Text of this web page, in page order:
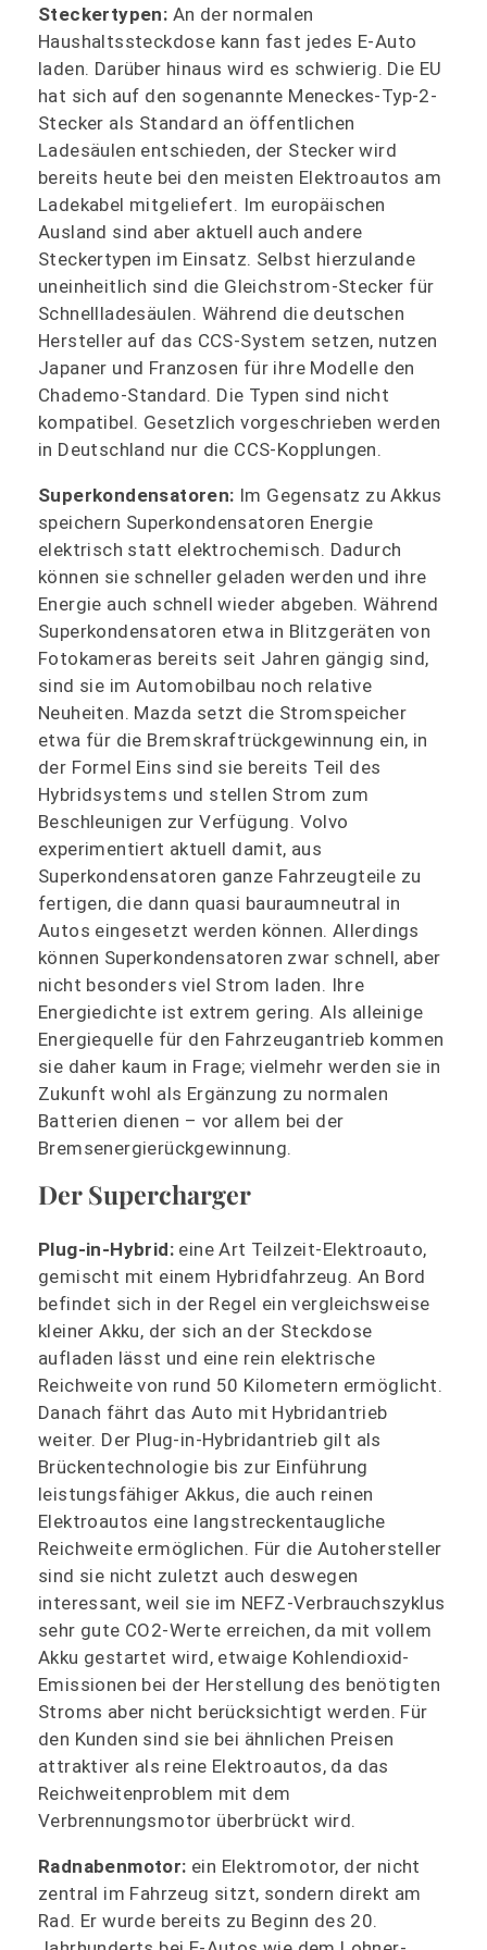
Steckertypen: An der normalen
Haushaltssteckdose kann fast jedes E-Auto
laden. Darüber hinaus wird es schwierig. Die EU
hat sich auf den sogenannte Meneckes-Typ-2-
Stecker als Standard an öffentlichen
Ladesäulen entschieden, der Stecker wird
bereits heute bei den meisten Elektroautos am
Ladekabel mitgeliefert. Im europäischen
Ausland sind aber aktuell auch andere
Steckertypen im Einsatz. Selbst hierzulande
uneinheitlich sind die Gleichstrom-Stecker für
Schnellladesäulen. Während die deutschen
Hersteller auf das CCS-System setzen, nutzen
Japaner und Franzosen für ihre Modelle den
Chademo-Standard. Die Typen sind nicht
kompatibel. Gesetzlich vorgeschrieben werden
in Deutschland nur die CCS-Kopplungen.
Superkondensatoren: Im Gegensatz zu Akkus
speichern Superkondensatoren Energie
elektrisch statt elektrochemisch. Dadurch
können sie schneller geladen werden und ihre
Energie auch schnell wieder abgeben. Während
Superkondensatoren etwa in Blitzgeräten von
Fotokameras bereits seit Jahren gängig sind,
sind sie im Automobilbau noch relative
Neuheiten. Mazda setzt die Stromspeicher
etwa für die Bremskraftrückgewinnung ein, in
der Formel Eins sind sie bereits Teil des
Hybridsystems und stellen Strom zum
Beschleunigen zur Verfügung. Volvo
experimentiert aktuell damit, aus
Superkondensatoren ganze Fahrzeugteile zu
fertigen, die dann quasi bauraumneutral in
Autos eingesetzt werden können. Allerdings
können Superkondensatoren zwar schnell, aber
nicht besonders viel Strom laden. Ihre
Energiedichte ist extrem gering. Als alleinige
Energiequelle für den Fahrzeugantrieb kommen
sie daher kaum in Frage; vielmehr werden sie in
Zukunft wohl als Ergänzung zu normalen
Batterien dienen – vor allem bei der
Bremsenergierückgewinnung.
Der Supercharger
Plug-in-Hybrid: eine Art Teilzeit-Elektroauto,
gemischt mit einem Hybridfahrzeug. An Bord
befindet sich in der Regel ein vergleichsweise
kleiner Akku, der sich an der Steckdose
aufladen lässt und eine rein elektrische
Reichweite von rund 50 Kilometern ermöglicht.
Danach fährt das Auto mit Hybridantrieb
weiter. Der Plug-in-Hybridantrieb gilt als
Brückentechnologie bis zur Einführung
leistungsfähiger Akkus, die auch reinen
Elektroautos eine langstreckentaugliche
Reichweite ermöglichen. Für die Autohersteller
sind sie nicht zuletzt auch deswegen
interessant, weil sie im NEFZ-Verbrauchszyklus
sehr gute CO2-Werte erreichen, da mit vollem
Akku gestartet wird, etwaige Kohlendioxid-
Emissionen bei der Herstellung des benötigten
Stroms aber nicht berücksichtigt werden. Für
den Kunden sind sie bei ähnlichen Preisen
attraktiver als reine Elektroautos, da das
Reichweitenproblem mit dem
Verbrennungsmotor überbrückt wird.
Radnabenmotor: ein Elektromotor, der nicht
zentral im Fahrzeug sitzt, sondern direkt am
Rad. Er wurde bereits zu Beginn des 20.